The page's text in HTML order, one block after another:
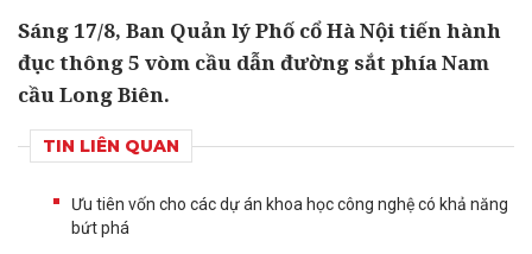
Sáng 17/8, Ban Quản lý Phố cổ Hà Nội tiến hành
đục thông 5 vòm cầu dẫn đường sắt phía Nam
cầu Long Biên.
TIN LIÊN QUAN
Ưu tiên vốn cho các dự án khoa học công nghệ có khả năng
bứt phá